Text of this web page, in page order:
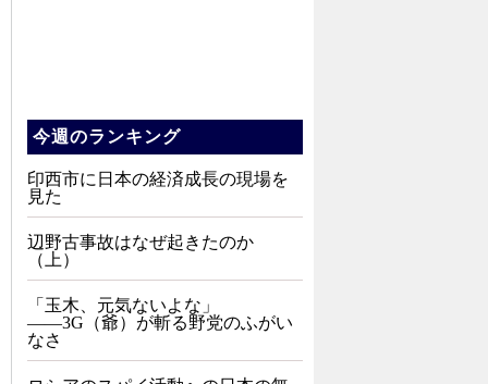
今週のランキング
印西市に日本の経済成長の現場を
見た
辺野古事故はなぜ起きたのか
（上）
「玉木、元気ないよな」
――3G（爺）が斬る野党のふがい
なさ